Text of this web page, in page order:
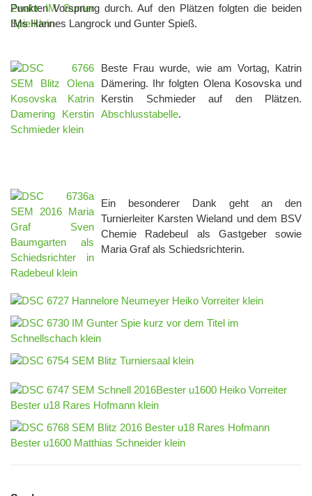
Punkten Vorsprung durch. Auf den Plätzen folgten die beiden
IMs Hannes Langrock und Gunter Spieß.
Beste Frau wurde, wie am Vortag, Katrin
Dämering. Ihr folgten Olena Kosovska und
Kerstin Schmieder auf den Plätzen.
Abschlusstabelle.
Ein besonderer Dank geht an den
Turnierleiter Karsten Wieland und dem BSV
Chemie Radebeul als Gastgeber sowie
Maria Graf als Schiedsrichterin.